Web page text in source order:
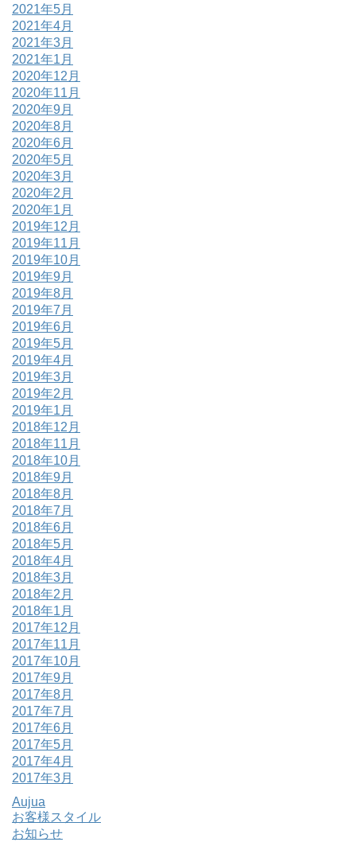
2021年5月
2021年4月
2021年3月
2021年1月
2020年12月
2020年11月
2020年9月
2020年8月
2020年6月
2020年5月
2020年3月
2020年2月
2020年1月
2019年12月
2019年11月
2019年10月
2019年9月
2019年8月
2019年7月
2019年6月
2019年5月
2019年4月
2019年3月
2019年2月
2019年1月
2018年12月
2018年11月
2018年10月
2018年9月
2018年8月
2018年7月
2018年6月
2018年5月
2018年4月
2018年3月
2018年2月
2018年1月
2017年12月
2017年11月
2017年10月
2017年9月
2017年8月
2017年7月
2017年6月
2017年5月
2017年4月
2017年3月
Aujua
お客様スタイル
お知らせ